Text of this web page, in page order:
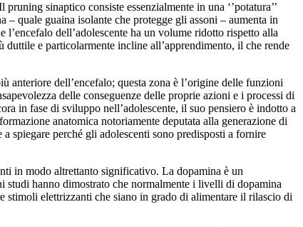
sinaptico consiste essenzialmente in una ‘’potatura’’
quale guaina isolante che protegge gli assoni – aumenta in
dell’adolescente ha un volume ridotto rispetto alla
e particolarmente incline all’apprendimento, il che rende
dell’encefalo; questa zona è l’origine delle funzioni
delle conseguenze delle proprie azioni e i processi di
in fase di sviluppo nell’adolescente, il suo pensiero è indotto a
anatomica notoriamente deputata alla generazione di
spiegare perché gli adolescenti sono predisposti a fornire
in modo altrettanto significativo. La dopamina è un
studi hanno dimostrato che normalmente i livelli di dopamina
stimoli elettrizzanti che siano in grado di alimentare il rilascio di